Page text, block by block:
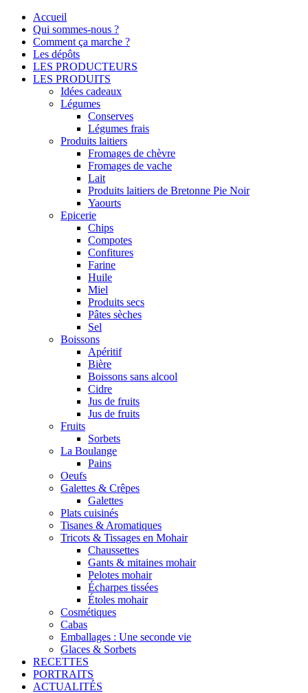
Accueil
Qui sommes-nous ?
Comment ça marche ?
Les dépôts
LES PRODUCTEURS
LES PRODUITS
Idées cadeaux
Légumes
Conserves
Légumes frais
Produits laitiers
Fromages de chèvre
Fromages de vache
Lait
Produits laitiers de Bretonne Pie Noir
Yaourts
Epicerie
Chips
Compotes
Confitures
Farine
Huile
Miel
Produits secs
Pâtes sèches
Sel
Boissons
Apéritif
Bière
Boissons sans alcool
Cidre
Jus de fruits
Jus de fruits
Fruits
Sorbets
La Boulange
Pains
Oeufs
Galettes & Crêpes
Galettes
Plats cuisinés
Tisanes & Aromatiques
Tricots & Tissages en Mohair
Chaussettes
Gants & mitaines mohair
Pelotes mohair
Écharpes tissées
Étoles mohair
Cosmétiques
Cabas
Emballages : Une seconde vie
Glaces & Sorbets
RECETTES
PORTRAITS
ACTUALITÉS